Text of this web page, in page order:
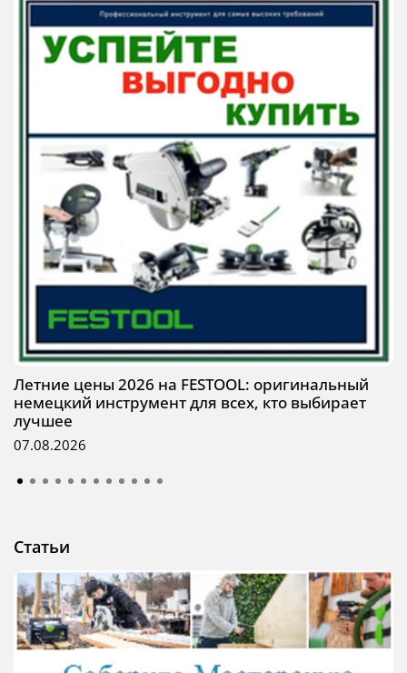
Летние цены 2026 на FESTOOL: оригинальный
немецкий инструмент для всех, кто выбирает
лучшее
07.08.2026
Статьи